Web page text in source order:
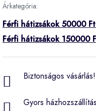
Árkategória:
Férfi hátizsákok 50000
Férfi hátizsákok 150000
Biztonságos
Gyors